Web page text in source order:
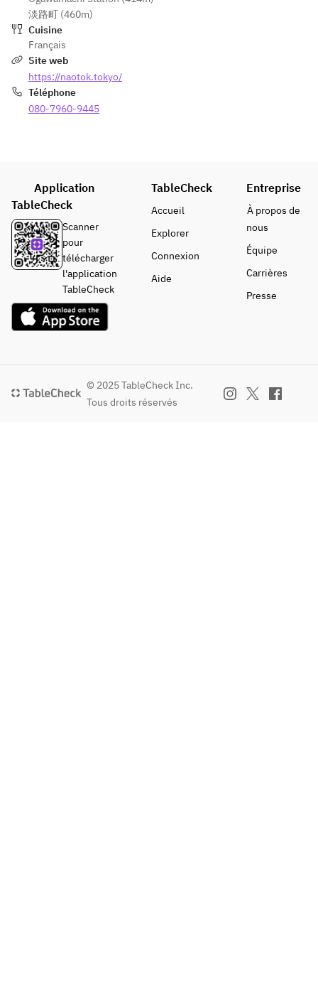
淡路町 (460m)
Cuisine
Français
Site web
https://naotok.tokyo/
Téléphone
080-7960-9445
Application
TableCheck
Scanner
pour
télécharger
l'application
TableCheck
TableCheck
Accueil
Explorer
Connexion
Aide
Entreprise
À propos de
nous
Équipe
Carrières
Presse
© 2025 TableCheck Inc.
Tous droits réservés